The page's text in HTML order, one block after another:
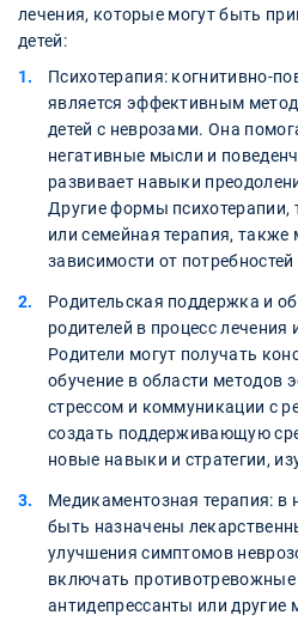
лечения, которые могут быть
детей:
Психотерапия: когнитивно-
является эффективным
детей с неврозами. Она
негативные мысли и
развивает навыки
Другие формы психотерапии,
или семейная терапия, также
зависимости от
Родительская поддержка и
родителей в процесс
Родители могут получать
обучение в области методов
стрессом и коммуникации с
создать поддерживающую
новые навыки и стратегии,
Медикаментозная терапия: в
быть назначены
улучшения симптомов
включать
антидепрессанты или другие